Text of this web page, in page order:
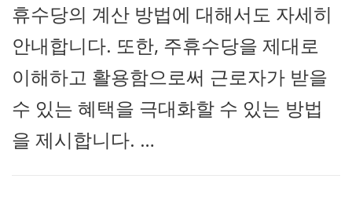
휴수당의 계산 방법에 대해서도 자세히
안내합니다. 또한, 주휴수당을 제대로
이해하고 활용함으로써 근로자가 받을
수 있는 혜택을 극대화할 수 있는 방법
을 제시합니다. …